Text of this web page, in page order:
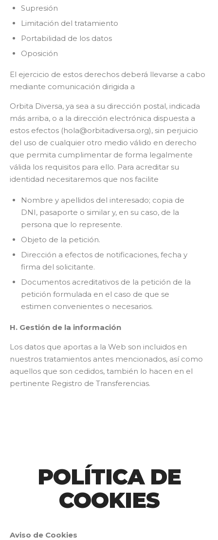
Supresión
Limitación del tratamiento
Portabilidad de los datos
Oposición
El ejercicio de estos derechos deberá llevarse a cabo
mediante comunicación dirigida a
Orbita Diversa, ya sea a su dirección postal, indicada
más arriba, o a la dirección electrónica dispuesta a
estos efectos (hola@orbitadiversa.org), sin perjuicio
del uso de cualquier otro medio válido en derecho
que permita cumplimentar de forma legalmente
válida los requisitos para ello. Para acreditar su
identidad necesitaremos que nos facilite
Nombre y apellidos del interesado; copia de
DNI, pasaporte o similar y, en su caso, de la
persona que lo represente.
Objeto de la petición.
Dirección a efectos de notificaciones, fecha y
firma del solicitante.
Documentos acreditativos de la petición de la
petición formulada en el caso de que se
estimen convenientes o necesarios.
H. Gestión de la información
Los datos que aportas a la Web son incluidos en
nuestros tratamientos antes mencionados, así como
aquellos que son cedidos, también lo hacen en el
pertinente Registro de Transferencias.
POLÍTICA DE
COOKIES
Aviso de Cookies